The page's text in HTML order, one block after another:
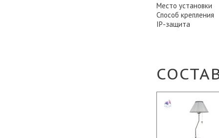
Место установки
Способ крепления
IP-защита